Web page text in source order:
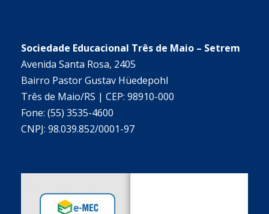
Sociedade Educacional Três de Maio – Setrem
Avenida Santa Rosa, 2405
Bairro Pastor Gustav Hüedepohl
Três de Maio/RS | CEP: 98910-000
Fone: (55) 3535-4600
CNPJ: 98.039.852/0001-97